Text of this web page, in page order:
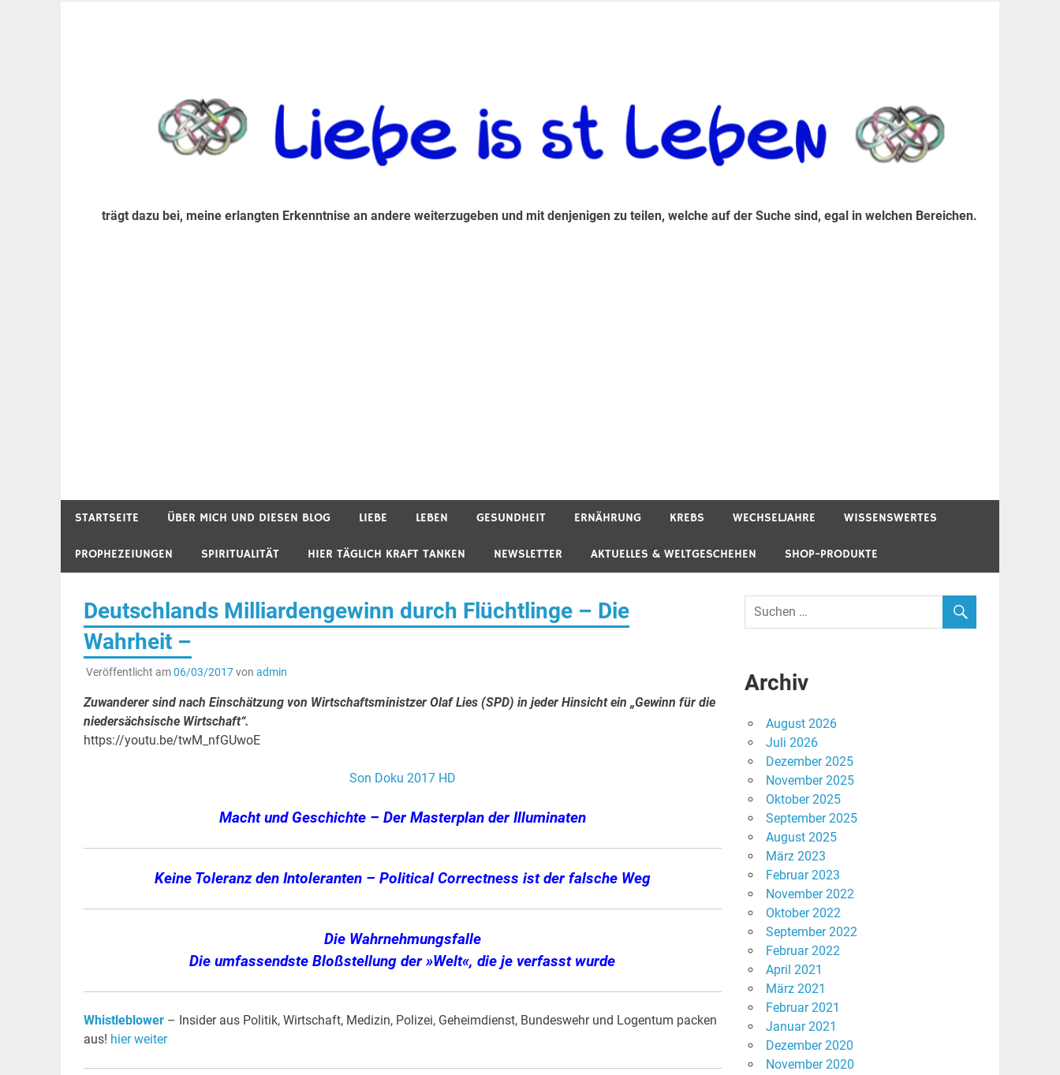
trägt dazu bei, meine erlangten Erkenntnise an andere weiterzugeben und mit denjenigen zu teilen, welche auf der Suche sind, egal in welchen Bereichen.
STARTSEITE ÜBER MICH UND DIESEN BLOG LIEBE LEBEN GESUNDHEIT ERNÄHRUNG KREBS WECHSELJAHRE WISSENSWERTES
PROPHEZEIUNGEN SPIRITUALITÄT HIER TÄGLICH KRAFT TANKEN NEWSLETTER AKTUELLES & WELTGESCHEHEN SHOP-PRODUKTE
Deutschlands Milliardengewinn durch Flüchtlinge – Die
Wahrheit –
Veröffentlicht am06/03/2017von admin
Zuwanderer sind nach Einschätzung von Wirtschaftsministzer Olaf Lies (SPD) in jeder Hinsicht ein „Gewinn für die
niedersächsische Wirtschaft“.
https://youtu.be/twM_nfGUwoE
Son Doku 2017 HD
Macht und Geschichte – Der Masterplan der Illuminaten
Keine Toleranz den Intoleranten – Political Correctness ist der falsche Weg
Die Wahrnehmungsfalle
Die umfassendste Bloßstellung der »Welt«, die je verfasst wurde
Whistleblower– Insider aus Politik, Wirtschaft, Medizin, Polizei, Geheimdienst, Bundeswehr und Logentum packen
aus! hier weiter
Archiv
August 2026
Juli 2026
Dezember 2025
November 2025
Oktober 2025
September 2025
August 2025
März 2023
Februar 2023
November 2022
Oktober 2022
September 2022
Februar 2022
April 2021
März 2021
Februar 2021
Januar 2021
Dezember 2020
November 2020